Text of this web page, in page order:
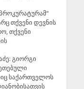
თქვენი დევნის
თქვენი
გიორგი
საქართველოს